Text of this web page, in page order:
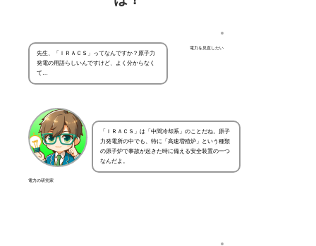
電力を見直したい
先生、「ＩＲＡＣＳ」ってなんですか？原子力
発電の用語らしいんですけど、よく分からなく
て…
電力の研究家
「ＩＲＡＣＳ」は「中間冷却系」のことだね。原子
力発電所の中でも、特に「高速増殖炉」という種類
の原子炉で事故が起きた時に備える安全装置の一つ
なんだよ。